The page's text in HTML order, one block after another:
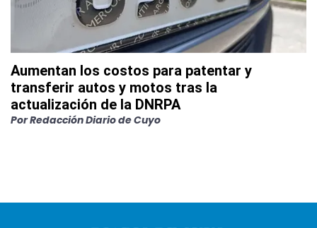
Aumentan los costos para patentar y
transferir autos y motos tras la
actualización de la DNRPA
PorRedacción Diario de Cuyo